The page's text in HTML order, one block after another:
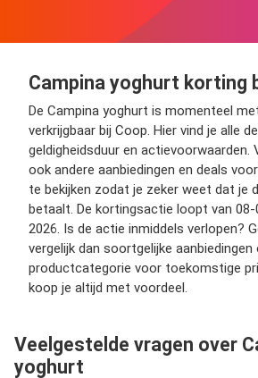
Campina yoghurt korting
De Campina yoghurt is momenteel
verkrijgbaar bij Coop. Hier vind je alle
geldigheidsduur en actievoorwaarden.
ook andere aanbiedingen en deals
te bekijken zodat je zeker weet dat je
betaalt. De kortingsactie loopt van
2026. Is de actie inmiddels verlopen?
vergelijk dan soortgelijke
productcategorie voor toekomstige
koop je altijd met voordeel.
Veelgestelde vragen over
yoghurt